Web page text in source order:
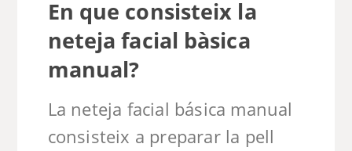
En que consisteix la
neteja facial bàsica
manual?
La neteja facial básica manual
consisteix a preparar la pell